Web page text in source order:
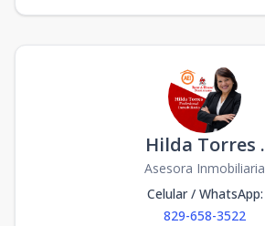
Hilda Torres .
Asesora Inmobiliaria
Celular / WhatsApp:
829-658-3522